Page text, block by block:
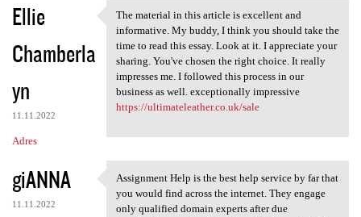
Ellie
Chamberla
yn
11.11.2022
Adres
The material in this article
The material in this article is excellent and
informative. My buddy, I think you should take the
time to read this essay. Look at it. I appreciate your
sharing. You've chosen the right choice. It really
impresses me. I followed this process in our
business as well. exceptionally impressive
https://ultimateleather.co.uk/sale
giANNA
11.11.2022
Assignment Help is the best
Assignment Help is the best help service by far that
you would find across the internet. They engage
only qualified domain experts after due